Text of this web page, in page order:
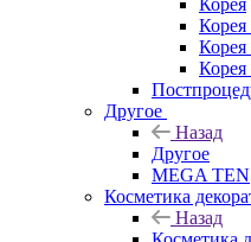
Корея
Другое
Назад
Другое
MEGA TEN
Косметика
Назад